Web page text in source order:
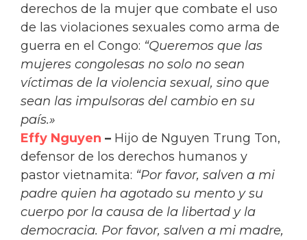
derechos de la mujer que combate el uso
de las violaciones sexuales como arma de
guerra en el Congo: “Queremos que las
mujeres congolesas no solo no sean
víctimas de la violencia sexual, sino que
sean las impulsoras del cambio en su
país.»
Effy Nguyen – Hijo de Nguyen Trung Ton,
defensor de los derechos humanos y
pastor vietnamita: “Por favor, salven a mi
padre quien ha agotado su mento y su
cuerpo por la causa de la libertad y la
democracia. Por favor, salven a mi madre,